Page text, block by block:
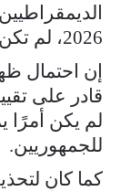
2026، لم تكن تحذيرات يمكن الاستهانة بها.
إن احتمال
قادر على
لم يكن أمرًا
للجمهوريين.
كما كان